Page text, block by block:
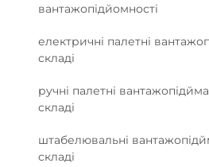
вантажопідйомності
електричні палетні
складі
ручні палетні
складі
штабелювальні
складі